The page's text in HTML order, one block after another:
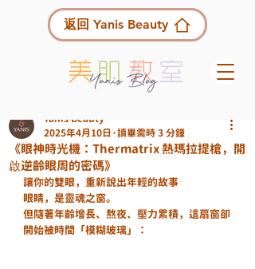
返回 Yanis Beauty
《眼神時光機：Thermatrix 熱瑪拉提槍，開
啟逆齡眼周的密碼》
Yanis Beauty
2025年4月10日 讀畢需時 3 分鐘
讓你的雙眼，重新說出年輕的故事
眼睛，是靈魂之窗。
但隨著年齡增長、熬夜、壓力累積，這扇窗卻
開始被時間「模糊玻璃」：